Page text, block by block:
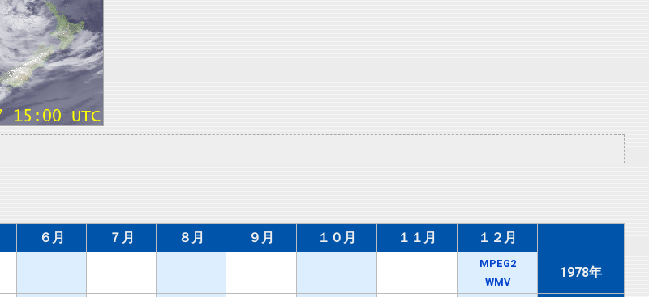
６月 ７月 ８月 ９月 １０月 １１月 １２月
MPEG2
WMV
1978年